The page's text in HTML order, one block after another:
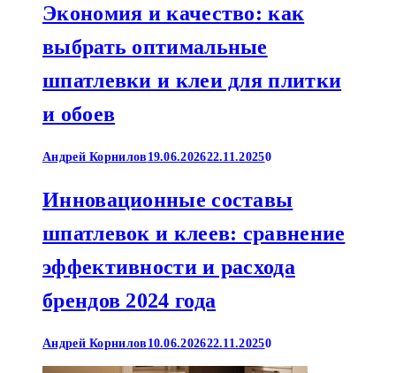
Экономия и качество: как
выбрать оптимальные
шпатлевки и клеи для плитки
и обоев
Андрей Корнилов 19.06.202622.11.20250
Инновационные составы
шпатлевок и клеев: сравнение
эффективности и расхода
брендов 2024 года
Андрей Корнилов 10.06.202622.11.20250